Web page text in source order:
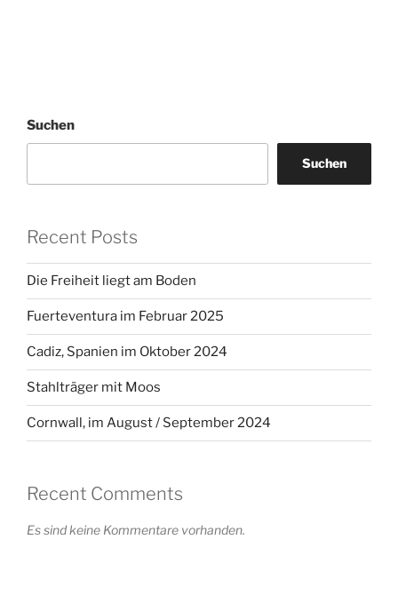
Suchen
Suchen
Recent Posts
Die Freiheit liegt am Boden
Fuerteventura im Februar 2025
Cadiz, Spanien im Oktober 2024
Stahlträger mit Moos
Cornwall, im August / September 2024
Recent Comments
Es sind keine Kommentare vorhanden.